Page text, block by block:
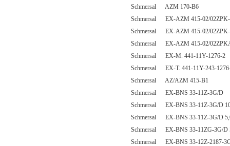
Schmersal AZM 170-B6
Schmersal EX-AZM 415-02/02ZPK-
Schmersal EX-AZM 415-02/02ZPK-
Schmersal EX-AZM 415-02/
Schmersal EX-M. 441-11Y-1276-2
Schmersal EX-T. 441-11Y-243-
Schmersal AZ/AZM 415-B1
Schmersal EX-BNS 33-11Z-3G/D
Schmersal EX-BNS 33-11Z-3G/D
Schmersal EX-BNS 33-11Z-3G/D
Schmersal EX-BNS 33-11ZG-3G/D
Schmersal EX-BNS 33-12Z-2187-